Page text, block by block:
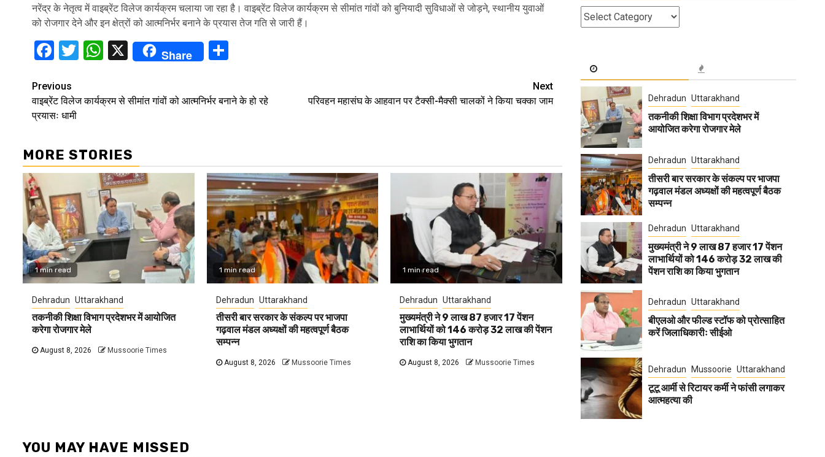
नरेंद्र के नेतृत्व में वाइब्रेंट विलेज कार्यक्रम चलाया जा रहा है। वाइब्रेंट विलेज कार्यक्रम से सीमांत गांवों को बुनियादी सुविधाओं से जोड़ने, स्थानीय युवाओं
को रोजगार देने और इन क्षेत्रों को आत्मनिर्भर बनाने के प्रयास तेज गति से जारी हैं।
Facebook
TwitterWhatsApp
X Share
Continue
Reading
Previous
वाइब्रेंट विलेज कार्यक्रम से सीमांत गांवों को आत्मनिर्भर बनाने के हो रहे
प्रयासः धामी
Next
परिवहन महासंघ के आहवान पर टैक्सी-मैक्सी चालकों ने किया चक्का जाम
MORE STORIES
1 min read
Dehradun Uttarakhand
तकनीकी शिक्षा विभाग प्रदेशभर में आयोजित
करेगा रोजगार मेले
August 8, 2026 Mussoorie Times
1 min read
Dehradun Uttarakhand
तीसरी बार सरकार के संकल्प पर भाजपा
गढ़वाल मंडल अध्यक्षों की महत्वपूर्ण बैठक
सम्पन्न
August 8, 2026 Mussoorie Times
1 min read
Dehradun Uttarakhand
मुख्यमंत्री ने 9 लाख 87 हजार 17 पेंशन
लाभार्थियों को 146 करोड़ 32 लाख की पेंशन
राशि का किया भुगतान
August 8, 2026 Mussoorie Times
Categories
Dehradun Uttarakhand
तकनीकी शिक्षा विभाग प्रदेशभर में
आयोजित करेगा रोजगार मेले
Dehradun Uttarakhand
तीसरी बार सरकार के संकल्प पर भाजपा
गढ़वाल मंडल अध्यक्षों की महत्वपूर्ण बैठक
सम्पन्न
Dehradun Uttarakhand
मुख्यमंत्री ने 9 लाख 87 हजार 17 पेंशन
लाभार्थियों को 146 करोड़ 32 लाख की
पेंशन राशि का किया भुगतान
Dehradun Uttarakhand
बीएलओ और फील्ड स्टॉफ को प्रोत्साहित
करें जिलाधिकारीः सीईओ
Dehradun Mussoorie Uttarakhand
टूटू आर्मी से रिटायर कर्मी ने फांसी लगाकर
आत्महत्या की
YOU MAY HAVE MISSED